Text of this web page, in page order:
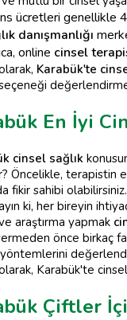
ücretleri genellikle
danışmanlığı
online cinsel
Karabük'te
En İyi
cinsel sağlık
Öncelikle, terapistin
fikir sahibi olabilirsiniz.
ki, her bireyin
araştırma yapmak
önce birkaç
Karabük'te
Çiftler